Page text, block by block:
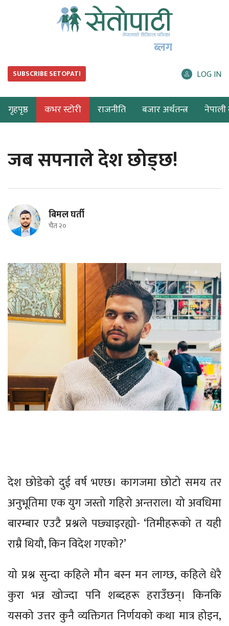
ब्लग
SUBSCRIBE SETOPATI LOG IN
गृहपृष्ठ कभर स्टोरी राजनीति बजार अर्थतन्त्र नेपाली
जब सपनाले देश छोड्छ!
बिमल घर्ती
चैत २०
देश छोडेको दुई वर्ष भएछ। कागजमा छोटो समय तर
अनुभूतिमा एक युग जस्तो गहिरो अन्तराल। यो अवधिमा
बारम्बार एउटै प्रश्नले पछ्याइरह्यो- ‘तिमीहरूको त यही
राम्रै थियौ, किन विदेश गएको?’
यो प्रश्न सुन्दा कहिले मौन बस्न मन लाग्छ, कहिले धेरै
कुरा भन्न खोज्दा पनि शब्दहरू हराउँछन्। किनकि
यसको उत्तर कुनै व्यक्तिगत निर्णयको कथा मात्र होइन,